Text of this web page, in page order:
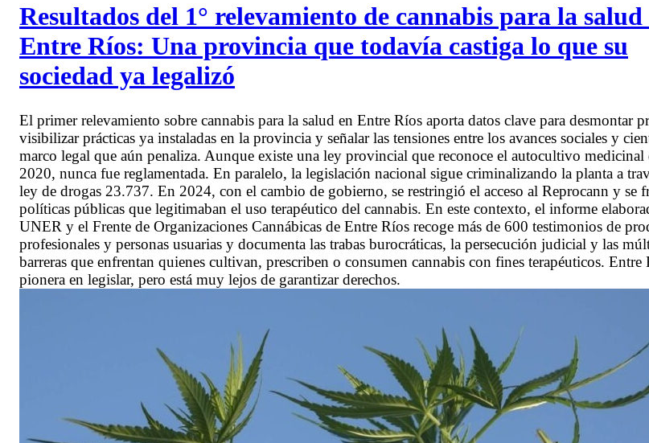
Resultados del 1° relevamiento de cannabis para la salud
Entre Ríos: Una provincia que todavía castiga lo que su
sociedad ya legalizó
El primer relevamiento sobre cannabis para la salud en Entre Ríos aporta datos clave para desmontar
visibilizar prácticas ya instaladas en la provincia y señalar las tensiones entre los avances sociales y
marco legal que aún penaliza. Aunque existe una ley provincial que reconoce el autocultivo medicinal
2020, nunca fue reglamentada. En paralelo, la legislación nacional sigue criminalizando la planta a
ley de drogas 23.737. En 2024, con el cambio de gobierno, se restringió el acceso al Reprocann y se
políticas públicas que legitimaban el uso terapéutico del cannabis. En este contexto, el informe
UNER y el Frente de Organizaciones Cannábicas de Entre Ríos recoge más de 600 testimonios de
profesionales y personas usuarias y documenta las trabas burocráticas, la persecución judicial y las
barreras que enfrentan quienes cultivan, prescriben o consumen cannabis con fines terapéuticos. Entre
pionera en legislar, pero está muy lejos de garantizar derechos.